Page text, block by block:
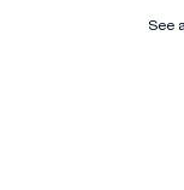
See